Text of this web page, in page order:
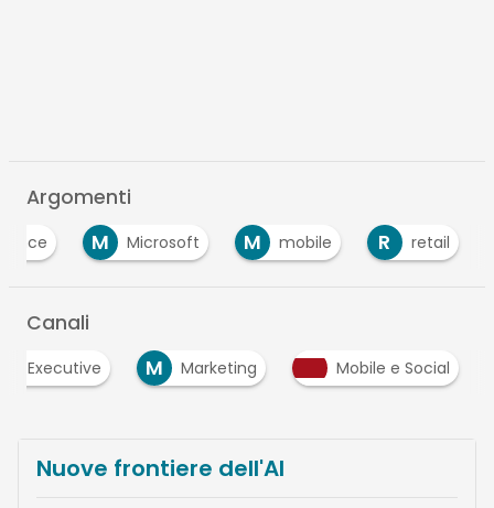
Argomenti
M Microsoft M mobile R retail
Canali
Executive M Marketing Mobile e Social
Nuove frontiere dell'AI